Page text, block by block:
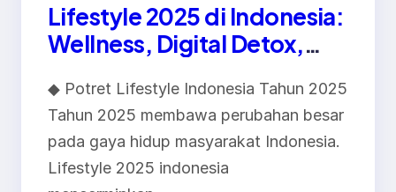
Lifestyle 2025 di Indonesia:
Wellness, Digital Detox,
◆ Potret Lifestyle Indonesia Tahun 2025
Tahun 2025 membawa perubahan besar
pada gaya hidup masyarakat Indonesia.
Lifestyle 2025 indonesia